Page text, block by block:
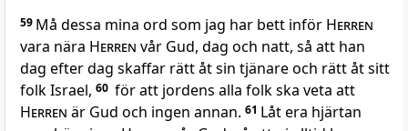
59 Må dessa mina ord som jag har bett inför Herren
vara nära Herren vår Gud, dag och natt, så att han
dag efter dag skaffar rätt åt sin tjänare och rätt åt sitt
folk Israel, 60 för att jordens alla folk ska veta att
Herren är Gud och ingen annan. 61 Låt era hjärtan